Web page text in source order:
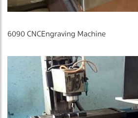
6090 CNCEngraving Machine